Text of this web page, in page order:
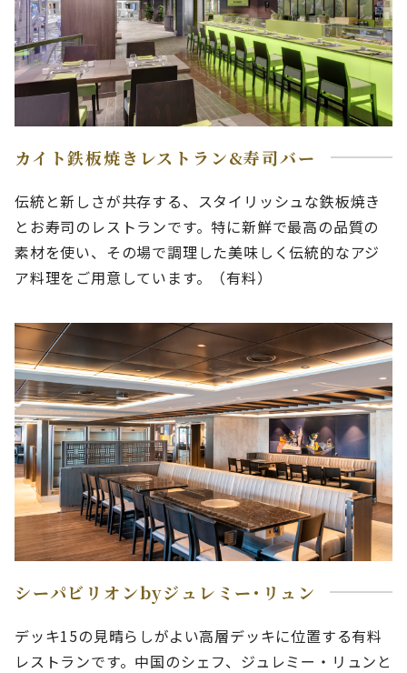
カイト鉄板焼きレストラン&寿司バー
伝統と新しさが共存する、スタイリッシュな鉄板焼き
とお寿司のレストランです。特に新鮮で最高の品質の
素材を使い、その場で調理した美味しく伝統的なアジ
ア料理をご用意しています。（有料）
シーパビリオンbyジュレミー･リュン
デッキ15の見晴らしがよい高層デッキに位置する有料
レストランです。中国のシェフ、ジュレミー・リュンと